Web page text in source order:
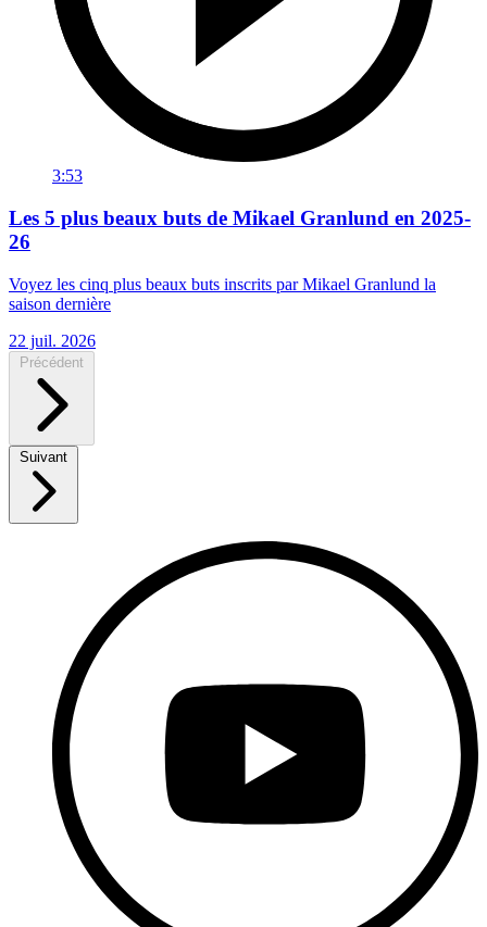
3:53
Les 5 plus beaux buts de Mikael Granlund en 2025-
26
Voyez les cinq plus beaux buts inscrits par Mikael Granlund la
saison dernière
22 juil. 2026
Précédent
Suivant